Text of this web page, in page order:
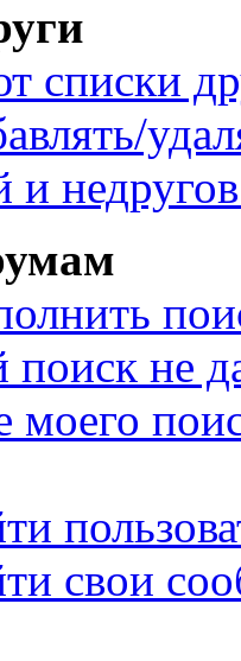
списки
и
не
моего
свои